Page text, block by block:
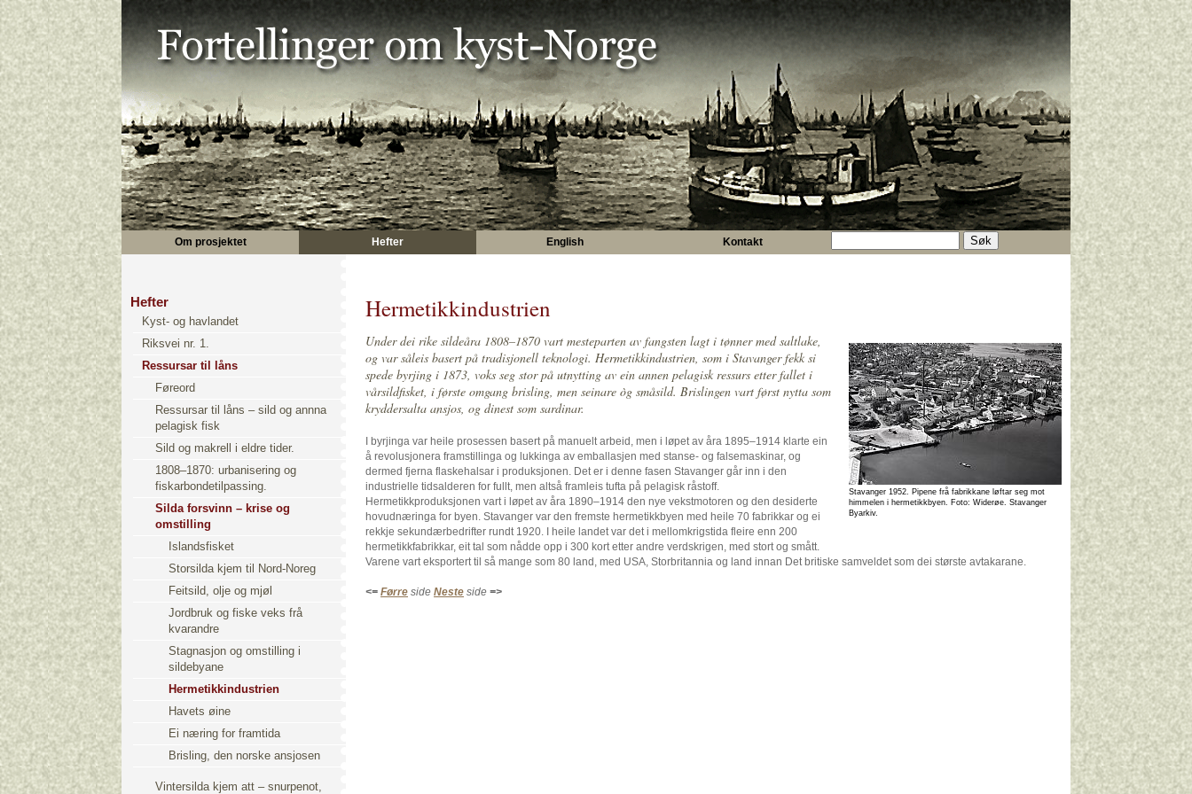
Om prosjektet Hefter English Kontakt
Hermetikkindustrien
Stavanger 1952. Pipene frå fabrikkane løftar seg mot
himmelen i hermetikkbyen. Foto: Widerøe. Stavanger
Byarkiv.
Under dei rike sildeåra 1808–1870 vart mesteparten av fangsten lagt i tønner med saltlake,
og var såleis basert på tradisjonell teknologi. Hermetikkindustrien, som i Stavanger fekk si
spede byrjing i 1873, voks seg stor på utnytting av ein annen pelagisk ressurs etter fallet i
vårsildfisket, i første omgang brisling, men seinare òg småsild. Brislingen vart først nytta som
kryddersalta ansjos, og dinest som sardinar.
I byrjinga var heile prosessen basert på manuelt arbeid, men i løpet av åra 1895–1914 klarte ein
å revolusjonera framstillinga og lukkinga av emballasjen med stanse- og falsemaskinar, og
dermed fjerna flaskehalsar i produksjonen. Det er i denne fasen Stavanger går inn i den
industrielle tidsalderen for fullt, men altså framleis tufta på pelagisk råstoff.
Hermetikkproduksjonen vart i løpet av åra 1890–1914 den nye vekstmotoren og den desiderte
hovudnæringa for byen. Stavanger var den fremste hermetikkbyen med heile 70 fabrikkar og ei
rekkje sekundærbedrifter rundt 1920. I heile landet var det i mellomkrigstida fleire enn 200
hermetikkfabrikkar, eit tal som nådde opp i 300 kort etter andre verdskrigen, med stort og smått.
Varene vart eksportert til så mange som 80 land, med USA, Storbritannia og land innan Det britiske samveldet som dei største avtakarane.
<= Førre side Neste side =>
Hefter
Kyst- og havlandet
Riksvei nr. 1.
Ressursar til låns
Føreord
Ressursar til låns – sild og annna
pelagisk fisk
Sild og makrell i eldre tider.
1808–1870: urbanisering og
fiskarbondetilpassing.
Silda forsvinn – krise og
omstilling
Islandsfisket
Storsilda kjem til Nord-Noreg
Feitsild, olje og mjøl
Jordbruk og fiske veks frå
kvarandre
Stagnasjon og omstilling i
sildebyane
Hermetikkindustrien
Havets øine
Ei næring for framtida
Brisling, den norske ansjosen
Vintersilda kjem att – snurpenot,